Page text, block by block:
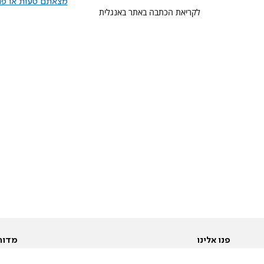
לקריאת הכתבה באתר באנגלית
פנו אלינו